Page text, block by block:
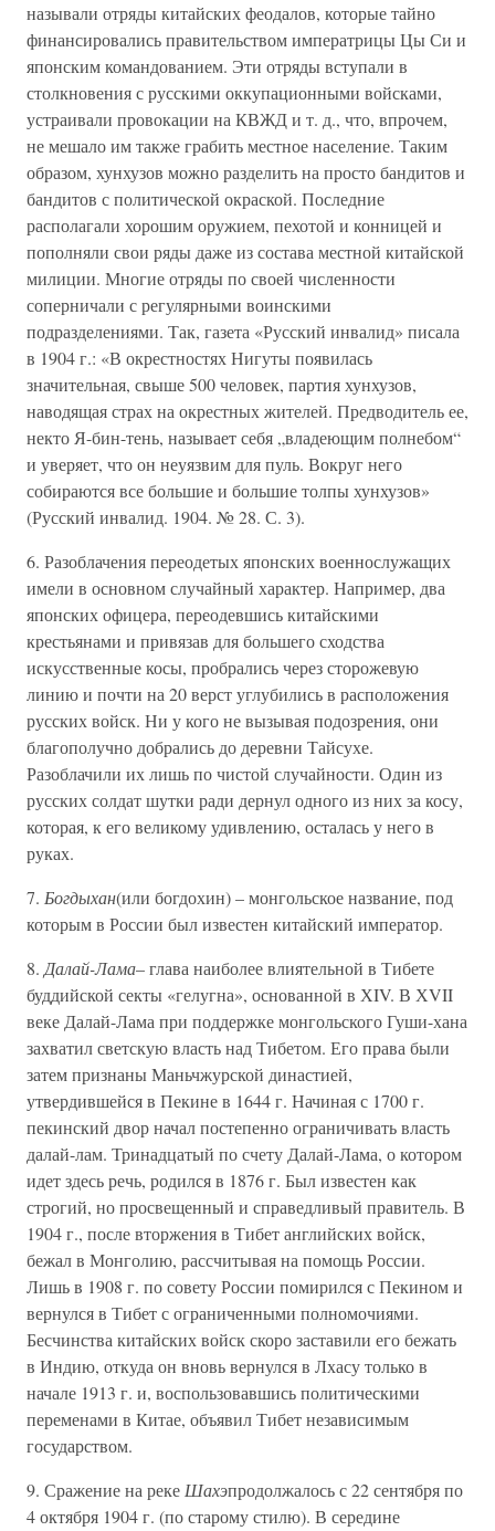
называли отряды китайских феодалов, которые тайно
финансировались правительством императрицы Цы Си и
японским командованием. Эти отряды вступали в
столкновения с русскими оккупационными войсками,
устраивали провокации на КВЖД и т. д., что, впрочем,
не мешало им также грабить местное население. Таким
образом, хунхузов можно разделить на просто бандитов и
бандитов с политической окраской. Последние
располагали хорошим оружием, пехотой и конницей и
пополняли свои ряды даже из состава местной китайской
милиции. Многие отряды по своей численности
соперничали с регулярными воинскими
подразделениями. Так, газета «Русский инвалид» писала
в 1904 г.: «В окрестностях Нигуты появилась
значительная, свыше 500 человек, партия хунхузов,
наводящая страх на окрестных жителей. Предводитель ее,
некто Я-бин-тень, называет себя „владеющим полнебом“
и уверяет, что он неуязвим для пуль. Вокруг него
собираются все большие и большие толпы хунхузов»
(Русский инвалид. 1904. № 28. С. 3).
6. Разоблачения переодетых японских военнослужащих
имели в основном случайный характер. Например, два
японских офицера, переодевшись китайскими
крестьянами и привязав для большего сходства
искусственные косы, пробрались через сторожевую
линию и почти на 20 верст углубились в расположения
русских войск. Ни у кого не вызывая подозрения, они
благополучно добрались до деревни Тайсухе.
Разоблачили их лишь по чистой случайности. Один из
русских солдат шутки ради дернул одного из них за косу,
которая, к его великому удивлению, осталась у него в
руках.
7. Богдыхан(или богдохин) – монгольское название, под
которым в России был известен китайский император.
8. Далай-Лама– глава наиболее влиятельной в Тибете
буддийской секты «гелугна», основанной в ХIV. В ХVII
веке Далай-Лама при поддержке монгольского Гуши-хана
захватил светскую власть над Тибетом. Его права были
затем признаны Маньчжурской династией,
утвердившейся в Пекине в 1644 г. Начиная с 1700 г.
пекинский двор начал постепенно ограничивать власть
далай-лам. Тринадцатый по счету Далай-Лама, о котором
идет здесь речь, родился в 1876 г. Был известен как
строгий, но просвещенный и справедливый правитель. В
1904 г., после вторжения в Тибет английских войск,
бежал в Монголию, рассчитывая на помощь России.
Лишь в 1908 г. по совету России помирился с Пекином и
вернулся в Тибет с ограниченными полномочиями.
Бесчинства китайских войск скоро заставили его бежать
в Индию, откуда он вновь вернулся в Лхасу только в
начале 1913 г. и, воспользовавшись политическими
переменами в Китае, объявил Тибет независимым
государством.
9. Сражение на реке Шахэпродолжалось с 22 сентября по
4 октября 1904 г. (по старому стилю). В середине